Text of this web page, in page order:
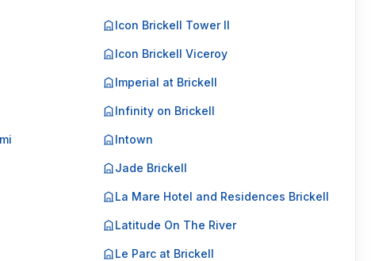
Icon Brickell Tower II
Icon Brickell Viceroy
Imperial at Brickell
Infinity on Brickell
Intown
Jade Brickell
La Mare Hotel and Residences Brickell
Latitude On The River
Le Parc at Brickell